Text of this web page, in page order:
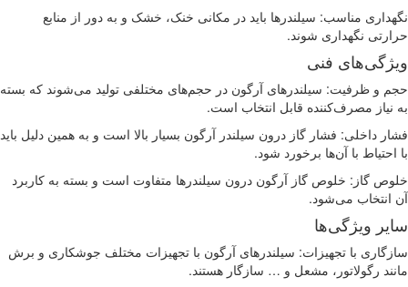
مناسب: سیلندرها باید در مکانی خنک، خشک و به دور از منابع
نگهداری شوند.
فنی
و ظرفیت: سیلندرهای آرگون در حجم‌های مختلفی تولید می‌شوند که بسته
مصرف‌کننده قابل انتخاب است.
داخلی: فشار گاز درون سیلندر آرگون بسیار بالا است و به همین دلیل باید
با آن‌ها برخورد شود.
گاز: خلوص گاز آرگون درون سیلندرها متفاوت است و بسته به کاربرد
انتخاب می‌شود.
ویژگی‌ها
با تجهیزات: سیلندرهای آرگون با تجهیزات مختلف جوشکاری و برش
رگولاتور، مشعل و … سازگار هستند.